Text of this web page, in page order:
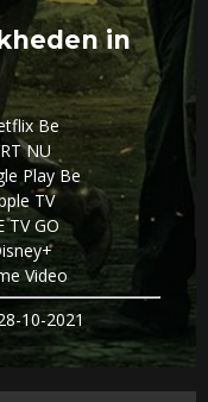
in
Be
NU
Play Be
TV
TV GO
Video
10-2021